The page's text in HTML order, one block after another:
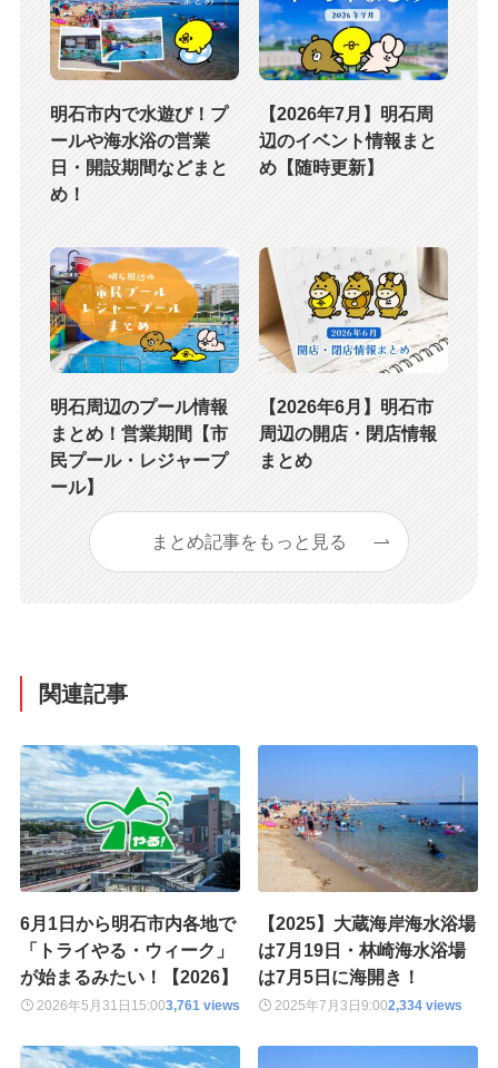
明石市内で水遊び！プ
ールや海水浴の営業
日・開設期間などまと
め！
【2026年7月】明石周
辺のイベント情報まと
め【随時更新】
明石周辺のプール情報
まとめ！営業期間【市
民プール・レジャープ
ール】
【2026年6月】明石市
周辺の開店・閉店情報
まとめ
まとめ記事をもっと見る
関連記事
6月1日から明石市内各地で
「トライやる・ウィーク」
が始まるみたい！【2026】
2026年5月31日 15:003,761 views
【2025】大蔵海岸海水浴場
は7月19日・林崎海水浴場
は7月5日に海開き！
2025年7月3日9:002,334 views